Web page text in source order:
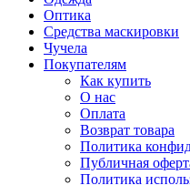
Оптика
Средства маскировки
Чучела
Покупателям
Как купить
О нас
Оплата
Возврат товара
Политика
Публичная
Политика